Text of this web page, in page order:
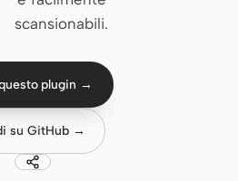
DeepSeek TUI
Aider
Antigravity
DeepSeek Reasonix
scansionabili.
plugin →
su GitHub →